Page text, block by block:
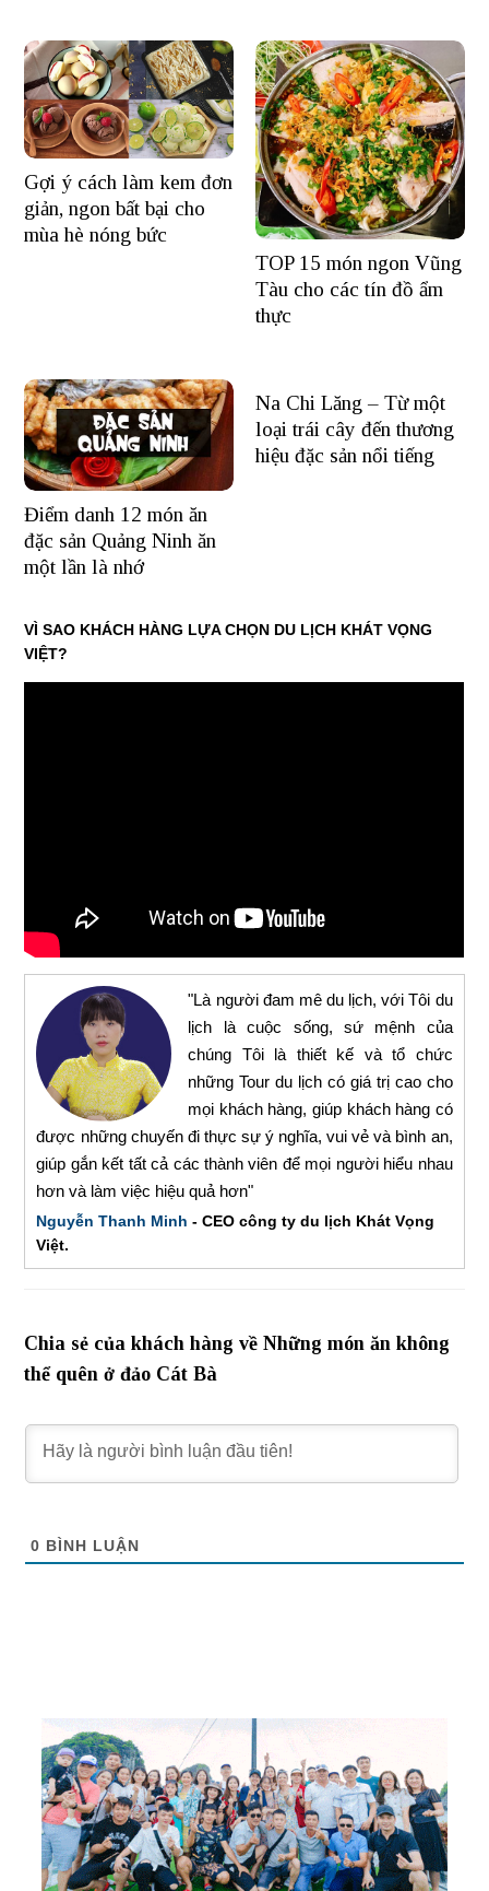
Gợi ý cách làm kem đơn
giản, ngon bất bại cho
mùa hè nóng bức
TOP 15 món ngon Vũng
Tàu cho các tín đồ ẩm
thực
Điểm danh 12 món ăn
đặc sản Quảng Ninh ăn
một lần là nhớ
Na Chi Lăng – Từ một
loại trái cây đến thương
hiệu đặc sản nổi tiếng
VÌ SAO KHÁCH HÀNG LỰA CHỌN DU LỊCH KHÁT VỌNG
VIỆT?
"Là người đam mê du lịch, với Tôi du
lịch là cuộc sống, sứ mệnh của
chúng Tôi là thiết kế và tổ chức
những Tour du lịch có giá trị cao cho
mọi khách hàng, giúp khách hàng có
được những chuyến đi thực sự ý nghĩa, vui vẻ và bình an,
giúp gắn kết tất cả các thành viên để mọi người hiểu nhau
hơn và làm việc hiệu quả hơn"
Nguyễn Thanh Minh - CEO công ty du lịch Khát Vọng
Việt.
Chia sẻ của khách hàng về Những món ăn không
thể quên ở đảo Cát Bà
0 BÌNH LUẬN